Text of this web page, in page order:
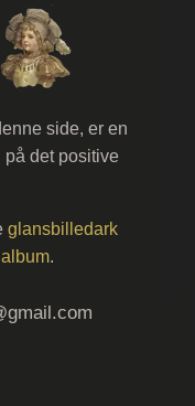
side, er en
på det positive
glansbilledark
.